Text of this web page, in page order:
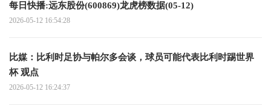
每日快播:远东股份(600869)龙虎榜数据(05-12)
2026-05-12 16:54:28
比媒：比利时足协与帕尔多会谈，球员可能代表比利时踢世界
杯 观点
2026-05-12 16:24:37